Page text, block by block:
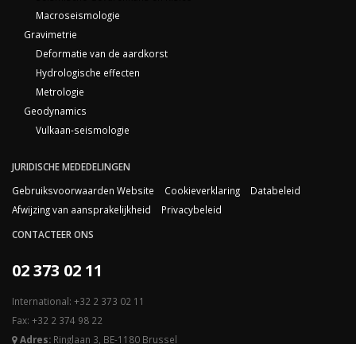
Macroseismologie
Gravimetrie
Deformatie van de aardkorst
Hydrologische effecten
Metrologie
Geodynamics
Vulkaan-seismologie
JURIDISCHE MEDEDELINGEN
Gebruiksvoorwaarden Website
Cookieverklaring
Databeleid
Afwijzing van aansprakelijkheid
Privacybeleid
CONTACTEER ONS
02 373 02 11
International: +32 2 373 02 11
Fax: +32 2 374 98 22
Adres: Ringlaan 3, BE-1180 Brussel